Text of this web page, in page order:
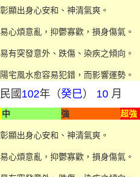
顯出身心安和、神清氣爽。
心煩意亂，抑鬱寡歡，損身傷氣。
有突發意外、跌傷、染疾之傾向。
宅風水愈容易犯錯，而影響運勢。
國102年（癸巳） 10 月
中 強
超強
顯出身心安和、神清氣爽。
心煩意亂，抑鬱寡歡，損身傷氣。